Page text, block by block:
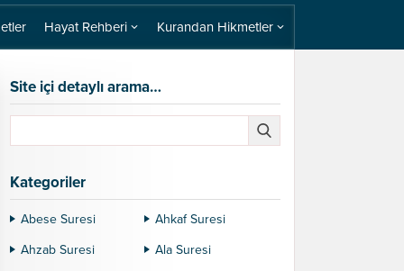
Hayat Rehberi Kurandan Hikmetler
Site içi detaylı arama…
Kategoriler
Abese Suresi
Ahkaf Suresi
Ahzab Suresi
Ala Suresi